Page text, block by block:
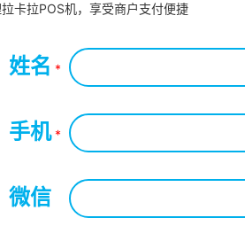
卡拉POS机，享受商户支付便捷
姓名 *
手机*
微信